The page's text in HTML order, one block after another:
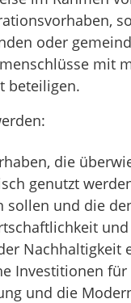
oder
mit
beteiligen.
die
genutzt
sollen und die
Nachhaltigkeit
Investitionen für
und die